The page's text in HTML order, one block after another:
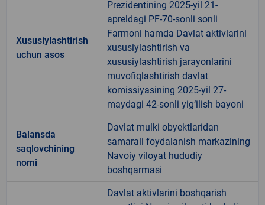
Xususiylashtirish
uchun asos
Prezidentining 2025-yil 21-
apreldagi PF-70-sonli sonli
Farmoni hamda Davlat aktivlarini
xususiylashtirish va
xususiylashtirish jarayonlarini
muvofiqlashtirish davlat
komissiyasining 2025-yil 27-
maydagi 42-sonli yig‘ilish bayoni
Balansda
saqlovchining
nomi
Davlat mulki obyektlaridan
samarali foydalanish markazining
Navoiy viloyat hududiy
boshqarmasi
Davlat aktivlarini boshqarish